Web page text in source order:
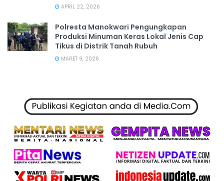
APRIL 22, 2026
Polresta Manokwari Pengungkapan
Produksi Minuman Keras Lokal Jenis Cap
Tikus di Distrik Tanah Rubuh
MARET 9, 2026